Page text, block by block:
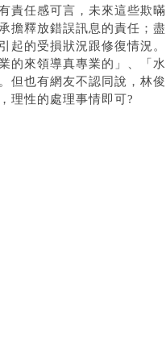
責任感可言，未來這些欺暪
擔釋放錯誤訊息的責任；盡
起的受損狀況跟修復情況。
的來領導真專業的」、「水
但也有網友不認同說，林俊
理性的處理事情即可?